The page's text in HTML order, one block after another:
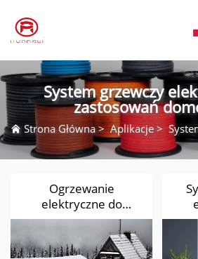
System grzewczy
zastosowań
Strona Główna>Aplikacje>System
Ogrzewanie
elektryczne do
odśnieżania rynien w
budynkach
mieszkalnych